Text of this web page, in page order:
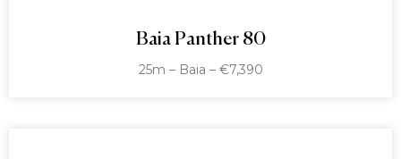
Baia Panther 80
25m – Baia – €7,390